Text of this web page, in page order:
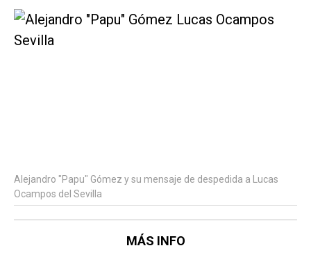
Alejandro "Papu" Gómez y su mensaje de despedida a Lucas
Ocampos del Sevilla
MÁS INFO